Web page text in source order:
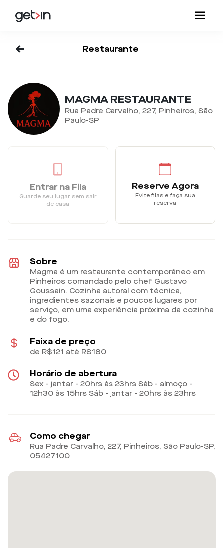
<- Restaurante
MAGMA RESTAURANTE
Rua Padre Carvalho, 227, Pinheiros, São
Paulo-SP
Entrar na Fila
Guarde seu lugar sem sair
de casa
Reserve Agora
Evite filas e faça sua
reserva
Sobre
Magma é um restaurante contemporâneo em
Pinheiros comandado pelo chef Gustavo
Goussain. Cozinha autoral com técnica,
ingredientes sazonais e poucos lugares por
serviço, em uma experiência próxima da cozinha
e do fogo.
Faixa de preço
de R$121 até R$180
Horário de abertura
Sex - jantar - 20hrs às 23hrs Sáb - almoço -
12h30 às 15hrs Sáb - jantar - 20hrs às 23hrs
Como chegar
Rua Padre Carvalho, 227, Pinheiros, São Paulo-SP,
05427100